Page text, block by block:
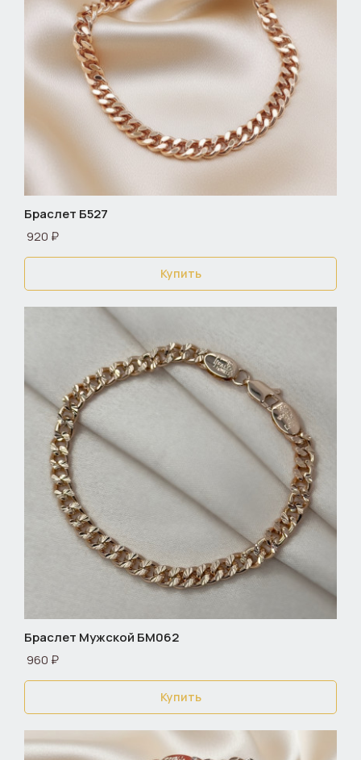
Браслет Б527
920 ₽
Купить
Браслет Мужской БМ062
960 ₽
Купить